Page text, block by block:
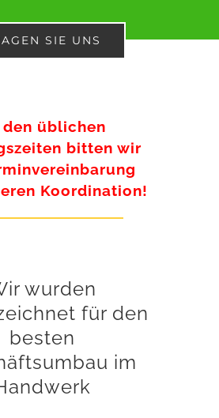
SIE UNS
den üblichen
bitten wir
Koordination!
wurden
für den
besten
im